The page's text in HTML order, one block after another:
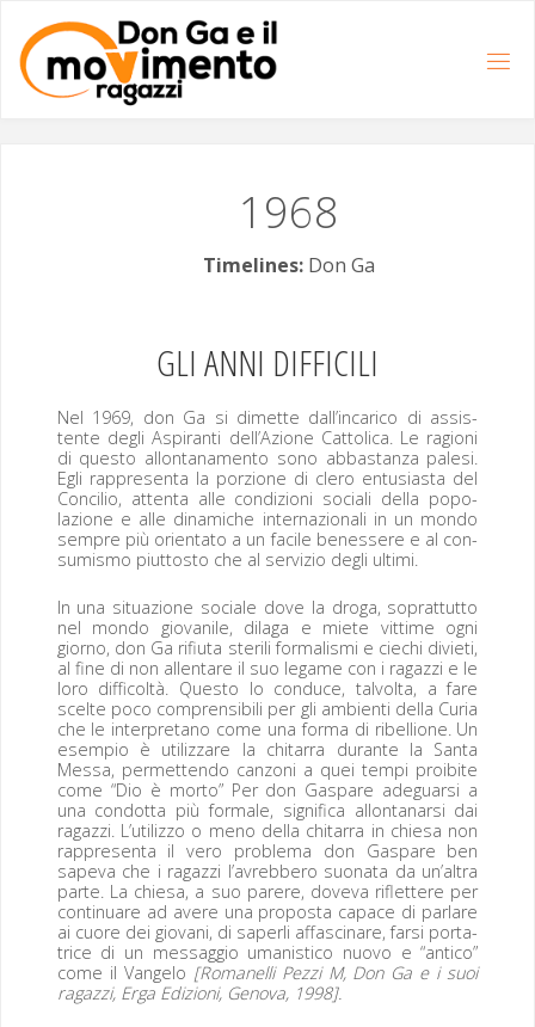
contenuto
1968
Timelines: Don Ga
GLIANNI DIFFICILI
Nel 1969, don Ga si dimette dall’incarico di assis­
tente degli Aspi­ran­ti dell’Azione Cat­toli­ca. Le ragioni
di questo allon­tana­men­to sono abbas­tan­za pale­si.
Egli rap­p­re­sen­ta la porzione di clero entu­si­as­ta del
Con­cilio, atten­ta alle con­dizioni sociali del­la popo­
lazione e alle dinamiche inter­nazion­ali in un mon­do
sem­pre più ori­en­ta­to a un facile benessere e al con­
sum­is­mo piut­tosto che al servizio degli ultimi.
In una situ­azione sociale dove la dro­ga, soprat­tut­to
nel mon­do gio­vanile, dila­ga e miete vit­time ogni
giorno, don Ga rifi­u­ta ster­ili for­mal­is­mi e ciechi divi­eti,
al fine di non allentare il suo legame con i ragazzi e le
loro dif­fi­coltà. Questo lo con­duce, tal­vol­ta, a fare
scelte poco com­pren­si­bili per gli ambi­en­ti del­la Curia
che le inter­pre­tano come una for­ma di ribel­lione. Un
esem­pio è uti­liz­zare la chi­tar­ra durante la San­ta
Mes­sa, per­me­t­ten­do can­zoni a quei tem­pi proib­ite
come “Dio è mor­to” Per don Gas­pare adeguar­si a
una con­dot­ta più for­male, sig­nifi­ca allon­ta­nar­si dai
ragazzi. L’utilizzo o meno del­la chi­tar­ra in chiesa non
rap­p­re­sen­ta il vero prob­le­ma don Gas­pare ben
sape­va che i ragazzi l’avrebbero suona­ta da un’altra
parte. La chiesa, a suo parere, dove­va riflet­tere per
con­tin­uare ad avere una pro­pos­ta capace di par­lare
ai cuore dei gio­vani, di saper­li affascinare, far­si por­ta­
trice di un mes­sag­gio uman­is­ti­co nuo­vo e “anti­co”
come il Van­ge­lo [Romanel­li Pezzi M, Don Ga e i suoi
ragazzi, Erga Edi­zioni, Gen­o­va, 1998].